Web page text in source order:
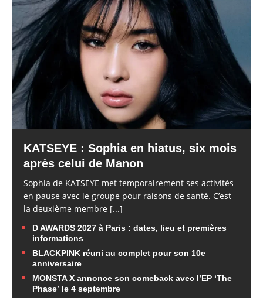
KATSEYE : Sophia en hiatus, six mois
après celui de Manon
Sophia de KATSEYE met temporairement ses activités
en pause avec le groupe pour raisons de santé. C’est
la deuxième membre [...]
D AWARDS 2027 à Paris : dates, lieu et premières
informations
BLACKPINK réuni au complet pour son 10e
anniversaire
MONSTA X annonce son comeback avec l’EP ‘The
Phase’ le 4 septembre